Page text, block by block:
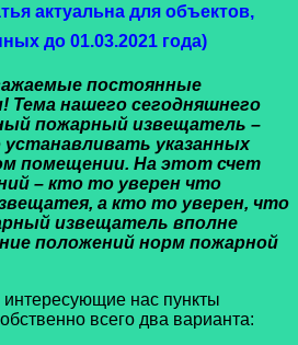
актуальна для объектов,
до 01.03.2021 года)
постоянные
Тема нашего сегодняшнего
пожарный извещатель –
устанавливать указанных
помещении. На этот счет
– кто то уверен что
а кто то уверен, что
извещатель вполне
положений норм пожарной
нас пункты
всего два варианта: